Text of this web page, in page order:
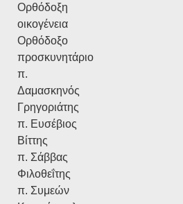
Ορθόδοξη
οικογένεια
Ορθόδοξο
προσκυνητάριο
π.
Δαμασκηνός
Γρηγοριάτης
π. Ευσέβιος
Βίττης
π. Σάββας
Φιλοθεΐτης
π. Συμεών